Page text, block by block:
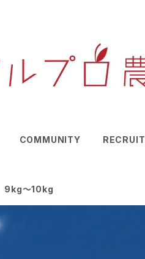
COMMUNITY RECRUIT
9kg～10kg